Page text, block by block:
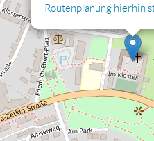
Routenplanung hierhin